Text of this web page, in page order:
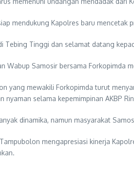
mendukung Kapolres baru
Tebing Tinggi dan selamat datang
Wabup Samosir bersama
yang mewakili Forkopimda turut
nyaman selama kepemimpinan AKBP
dinamika, namun masyarakat
mengapresiasi kinerja